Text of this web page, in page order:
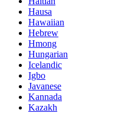
Hausa
Hawaiian
Hebrew
Hmong
Hungarian
Icelandic
Igbo
Javanese
Kannada
Kazakh